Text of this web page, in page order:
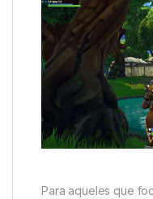
Para aqueles que